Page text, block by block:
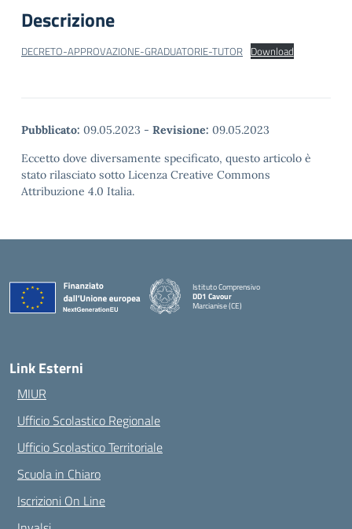
Descrizione
DECRETO-APPROVAZIONE-GRADUATORIE-TUTOR Download
Pubblicato: 09.05.2023 - Revisione: 09.05.2023
Eccetto dove diversamente specificato, questo articolo è
stato rilasciato sotto Licenza Creative Commons
Attribuzione 4.0 Italia.
Istituto Comprensivo
DD1 Cavour
Marcianise (CE)
Link Esterni
MIUR
Ufficio Scolastico Regionale
Ufficio Scolastico Territoriale
Scuola in Chiaro
Iscrizioni On Line